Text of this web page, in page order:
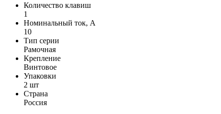
Количество клавиш
1
Номинальный ток, А
10
Тип серии
Рамочная
Крепление
Винтовое
Упаковки
2 шт
Страна
Россия